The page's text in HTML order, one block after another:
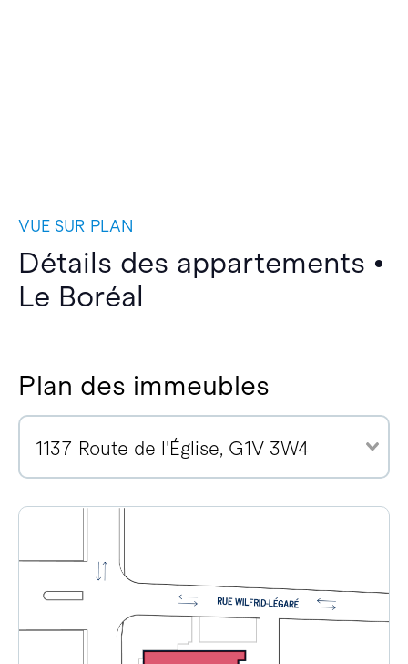
VUE SUR PLAN
Détails des appartements •
Le Boréal
Plan des immeubles
1137 Route de l'Église, G1V 3W4